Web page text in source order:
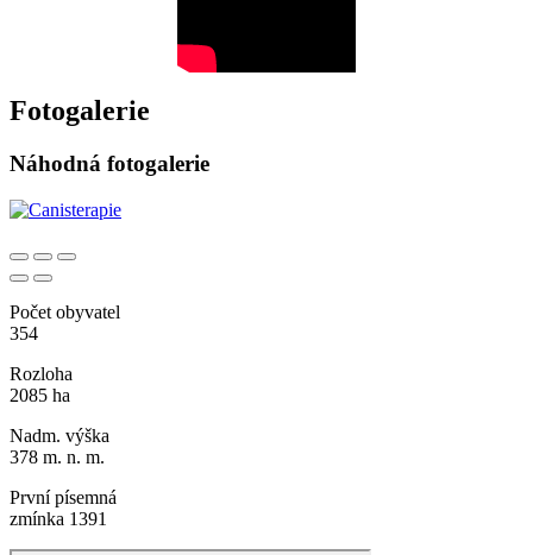
Fotogalerie
Náhodná fotogalerie
Počet obyvatel
354
Rozloha
2085 ha
Nadm. výška
378 m. n. m.
První písemná
zmínka 1391